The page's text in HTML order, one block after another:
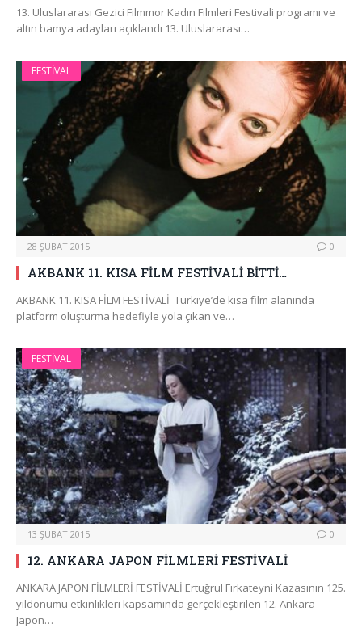
13. Uluslararası Gezici Filmmor Kadın Filmleri Festivali programı ve
altın bamya adayları açıklandı 13. Uluslararası…
FESTIVAL
28 ŞUBAT 2015 0
AKBANK 11. KISA FİLM FESTİVALİ BİTTİ…
AKBANK 11. KISA FİLM FESTİVALİ Türkiye’de kısa film alanında
platform oluşturma hedefiyle yola çıkan ve…
FESTIVAL
13 ŞUBAT 2015 0
12. ANKARA JAPON FİLMLERİ FESTİVALİ
ANKARA JAPON FİLMLERİ FESTİVALİ Ertuğrul Fırkateyni Kazasının 125.
yıldönümü etkinlikleri kapsamında gerçekleştirilen 12. Ankara
Japon…